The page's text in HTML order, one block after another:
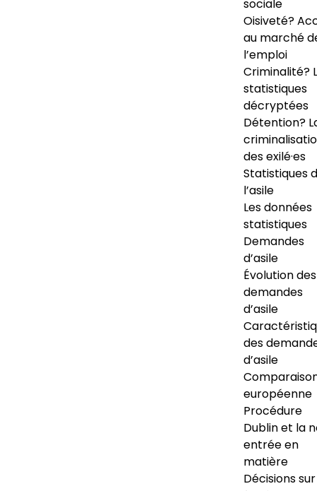
sociale
Oisiveté?
au marché
l’emploi
Criminalité?
statistiques
décryptées
Détention?
des exilé·es
Statistiques
l’asile
Les données
statistiques
Demandes
d’asile
Évolution des
demandes
d’asile
des
d’asile
européenne
Procédure
Dublin et la
entrée en
matière
Décisions